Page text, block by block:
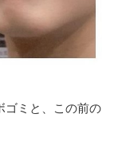
ゴミと、この前の